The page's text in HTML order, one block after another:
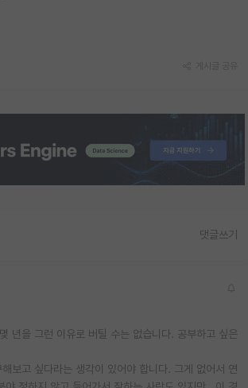
댓글쓰기
년을 그런 이유로 버틸 수는 없습니다. 공부하고 싶은
보고 싶다라는 생각이 있어야 합니다. 그게 없어서 연